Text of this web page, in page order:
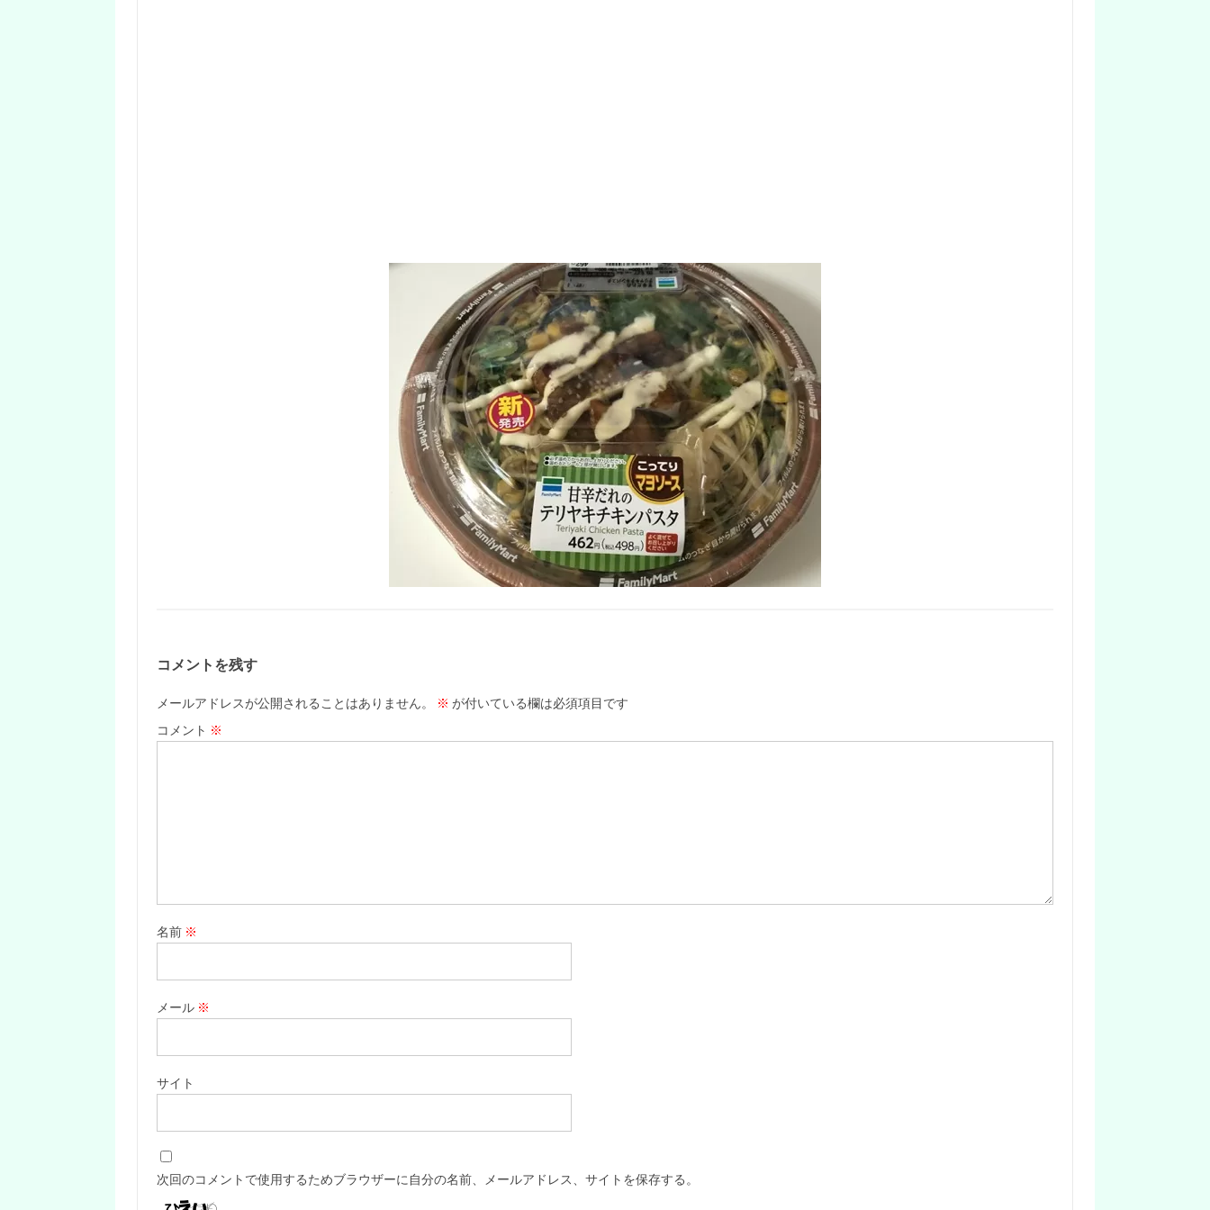
コメントを残す
メールアドレスが公開されることはありません。 ※ が付いている欄は必須項目です
コメント ※
名前 ※
メール ※
サイト
次回のコメントで使用するためブラウザーに自分の名前、メールアドレス、サイトを保存する。